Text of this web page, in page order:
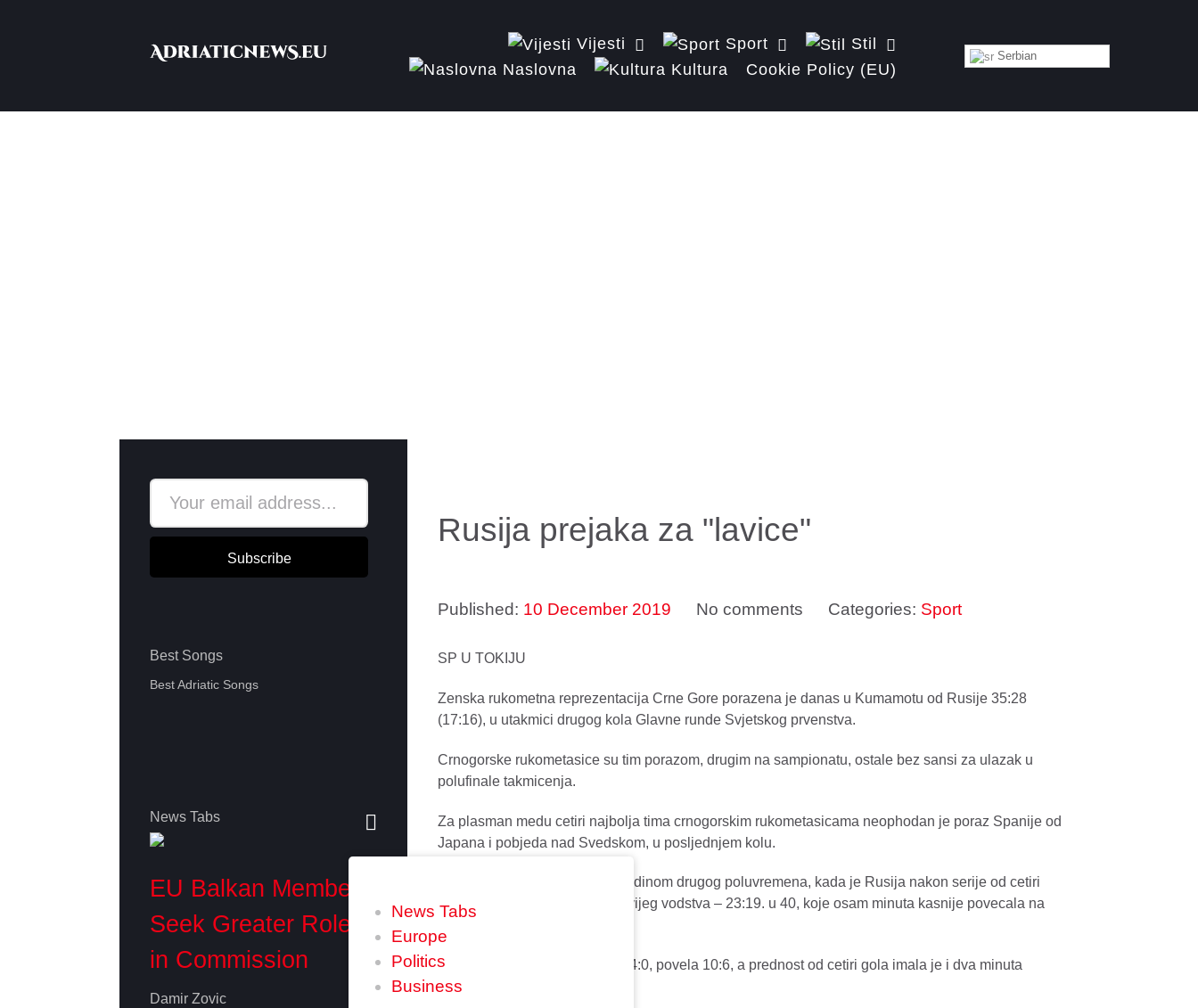
Vijesti Sport
Stil
Naslovna
Kultura Cookie Policy (EU)
Serbian
Subscribe
Best Songs
Best Adriatic Songs
News Tabs
Europe
Politics
Business
News Tabs
EU Balkan Members
Seek Greater Role
in Commission
Damir Zovic
Rusija prejaka za "lavice"
Published: 10 December 2019 No comments Categories: Sport
SP U TOKIJU
Zenska rukometna reprezentacija Crne Gore porazena je danas u Kumamotu od Rusije 35:28
(17:16), u utakmici drugog kola Glavne runde Svjetskog prvenstva.
Crnogorske rukometasice su tim porazom, drugim na sampionatu, ostale bez sansi za ulazak u
polufinale takmicenja.
Za plasman medu cetiri najbolja tima crnogorskim rukometasicama neophodan je poraz Spanije od
Japana i pobjeda nad Svedskom, u posljednjem kolu.
Pobjednik duela odlucen je sredinom drugog poluvremena, kada je Rusija nakon serije od cetiri
gola, dosla do tada najubjedljivijeg vodstva – 23:19. u 40, koje osam minuta kasnije povecala na
Crna Gora je, poslije serije od 4:0, povela 10:6, a prednost od cetiri gola imala je i dva minuta
kasnije (11:7).